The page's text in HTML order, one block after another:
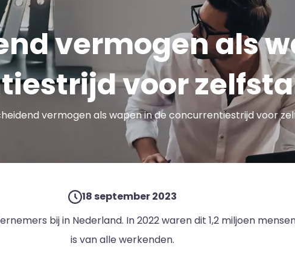
vermogen als
voor
vermogen als wapen in de concurrentiestrijd voor
18 september 2023
bij in Nederland. In 2022 waren dit 1,2 miljoen
is van alle werkenden.